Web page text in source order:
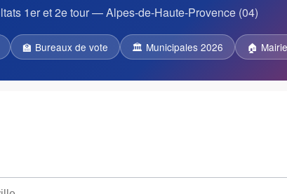
1er et 2e tour — Alpes-de-Haute-Provence (04)
🏫 Bureaux de vote 🏛 Municipales 2026 🏠 Mairie